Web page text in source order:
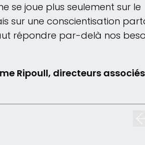
se joue plus seulement sur le
sur une conscientisation
répondre par-delà nos
Ripoull, directeurs